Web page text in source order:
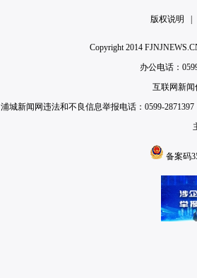
版权说明
Copyright 2014
办公电话：
互联网新闻
浦城新闻网违法和不良信息举报电话：0599-
备案码